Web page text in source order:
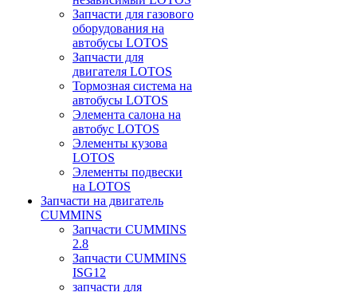
Запчасти для газового
оборудования на
автобусы LOTOS
Запчасти для
двигателя LOTOS
Тормозная система на
автобусы LOTOS
Элемента салона на
автобус LOTOS
Элементы кузова
LOTOS
Элементы подвески
на LOTOS
Запчасти на двигатель
CUMMINS
Запчасти CUMMINS
2.8
Запчасти CUMMINS
ISG12
запчасти для